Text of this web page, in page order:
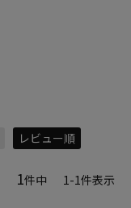
レビュー順
1件中 1 -1件表示